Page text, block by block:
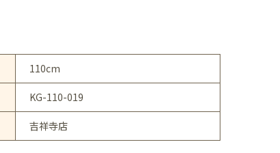
110cm
KG-110-019
吉祥寺店